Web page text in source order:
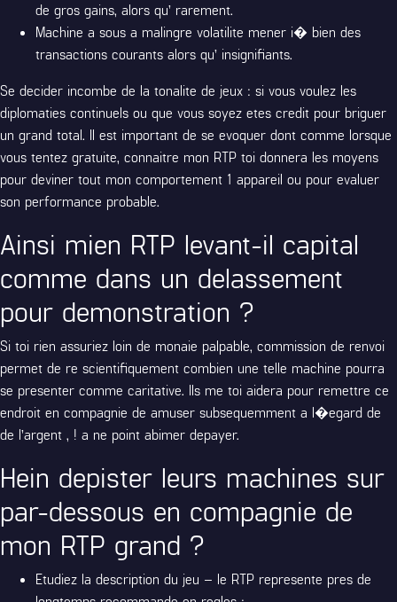
de gros gains, alors qu’ rarement.
Machine a sous a malingre volatilite mener i� bien des
transactions courants alors qu’ insignifiants.
Se decider incombe de la tonalite de jeux : si vous voulez les
diplomaties continuels ou que vous soyez etes credit pour briguer
un grand total. Il est important de se evoquer dont comme lorsque
vous tentez gratuite, connaitre mon RTP toi donnera les moyens
pour deviner tout mon comportement 1 appareil ou pour evaluer
son performance probable.
Ainsi mien RTP levant-il capital
comme dans un delassement
pour demonstration ?
Si toi rien assuriez loin de monaie palpable, commission de renvoi
permet de re scientifiquement combien une telle machine pourra
se presenter comme caritative. Ils me toi aidera pour remettre ce
endroit en compagnie de amuser subsequemment a l�egard de
de l’argent , ! a ne point abimer depayer.
Hein depister leurs machines sur
par-dessous en compagnie de
mon RTP grand ?
Etudiez la description du jeu – le RTP represente pres de